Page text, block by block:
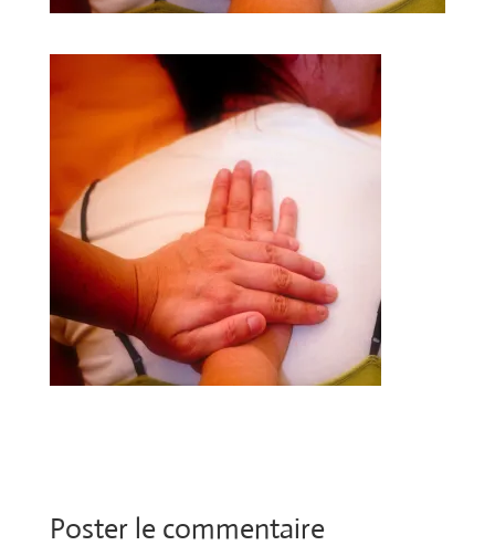
Poster le commentaire